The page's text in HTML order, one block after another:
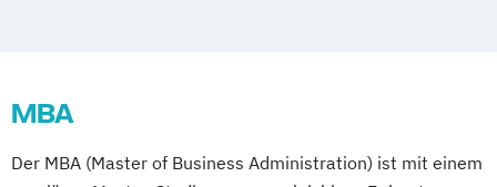
MBA
Der MBA (Master of Business Administration) ist mit einem